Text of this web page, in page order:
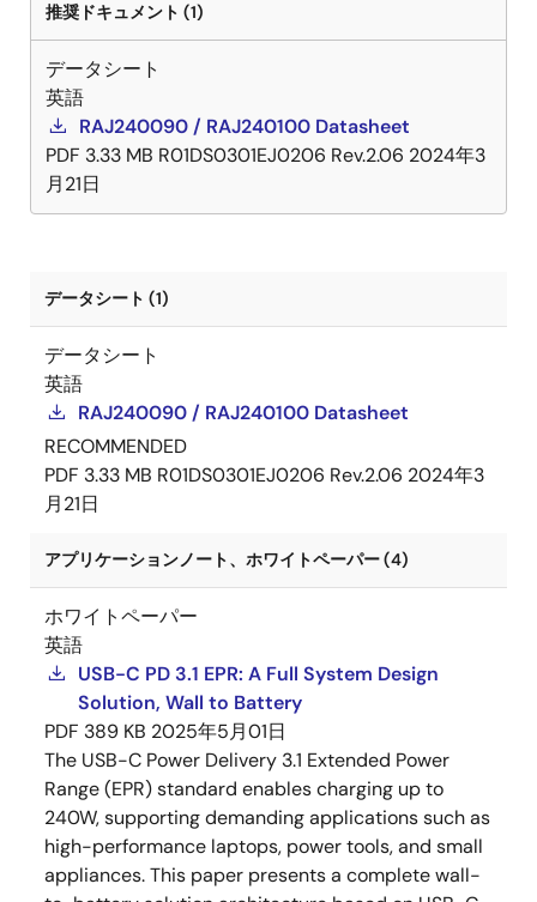
推奨ドキュメント (1)
データシート
英語
RAJ240090 / RAJ240100 Datasheet
PDF 3.33 MB R01DS0301EJ0206 Rev.2.06 2024年3
月21日
データシート (1)
データシート
英語
RAJ240090 / RAJ240100 Datasheet
RECOMMENDED
PDF 3.33 MB R01DS0301EJ0206 Rev.2.06 2024年3
月21日
アプリケーションノート、ホワイトペーパー (4)
ホワイトペーパー
英語
USB-C PD 3.1 EPR: A Full System Design
Solution, Wall to Battery
PDF 389 KB 2025年5月01日
The USB-C Power Delivery 3.1 Extended Power
Range (EPR) standard enables charging up to
240W, supporting demanding applications such as
high-performance laptops, power tools, and small
appliances. This paper presents a complete wall-